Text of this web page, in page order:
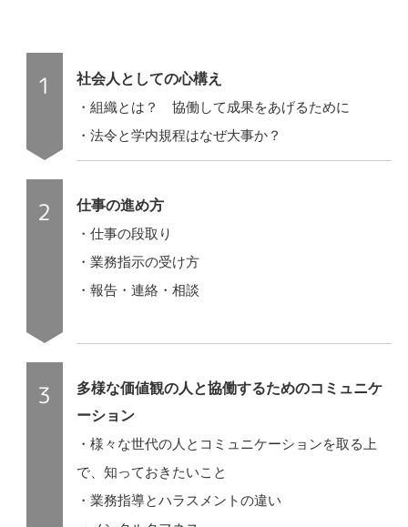
社会人としての心構え
・組織とは？ 協働して成果をあげるために
・法令と学内規程はなぜ大事か？
仕事の進め方
・仕事の段取り
・業務指示の受け方
・報告・連絡・相談
多様な価値観の人と協働するためのコミュニケ
ーション
・様々な世代の人とコミュニケーションを取る上
で、知っておきたいこと
・業務指導とハラスメントの違い